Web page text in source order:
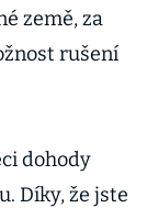
země, za
rušení
dohody
Díky, že jste